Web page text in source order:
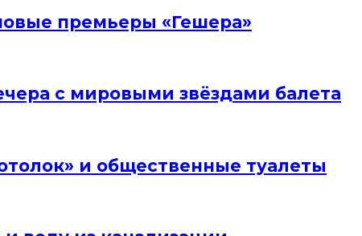
премьеры «Гешера»
с мировыми звёздами балета
и общественные туалеты